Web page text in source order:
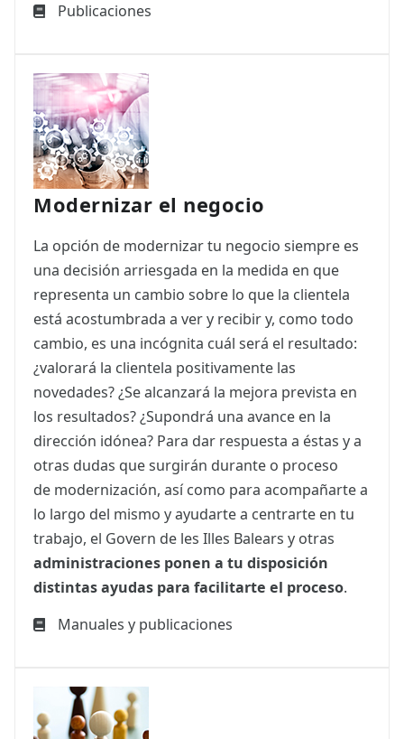
Publicaciones
Modernizar el negocio
La opción de modernizar tu negocio siempre es
una decisión arriesgada en la medida en que
representa un cambio sobre lo que la clientela
está acostumbrada a ver y recibir y, como todo
cambio, es una incógnita cuál será el resultado:
¿valorará la clientela positivamente las
novedades? ¿Se alcanzará la mejora prevista en
los resultados? ¿Supondrá una avance en la
dirección idónea? Para dar respuesta a éstas y a
otras dudas que surgirán durante o proceso
de modernización, así como para acompañarte a
lo largo del mismo y ayudarte a centrarte en tu
trabajo, el Govern de les Illes Balears y otras
administraciones ponen a tu disposición
distintas ayudas para facilitarte el proceso.
Manuales y publicaciones